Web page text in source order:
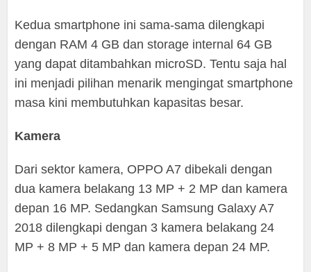
Kedua smartphone ini sama-sama dilengkapi
dengan RAM 4 GB dan storage internal 64 GB
yang dapat ditambahkan microSD. Tentu saja hal
ini menjadi pilihan menarik mengingat smartphone
masa kini membutuhkan kapasitas besar.
Kamera
Dari sektor kamera, OPPO A7 dibekali dengan
dua kamera belakang 13 MP + 2 MP dan kamera
depan 16 MP. Sedangkan Samsung Galaxy A7
2018 dilengkapi dengan 3 kamera belakang 24
MP + 8 MP + 5 MP dan kamera depan 24 MP.